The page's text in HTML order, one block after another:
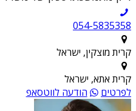
054-5835358
קרית מוצקין, ישראל
קרית אתא, ישראל
לפרטים
הודעה לווטסאפ